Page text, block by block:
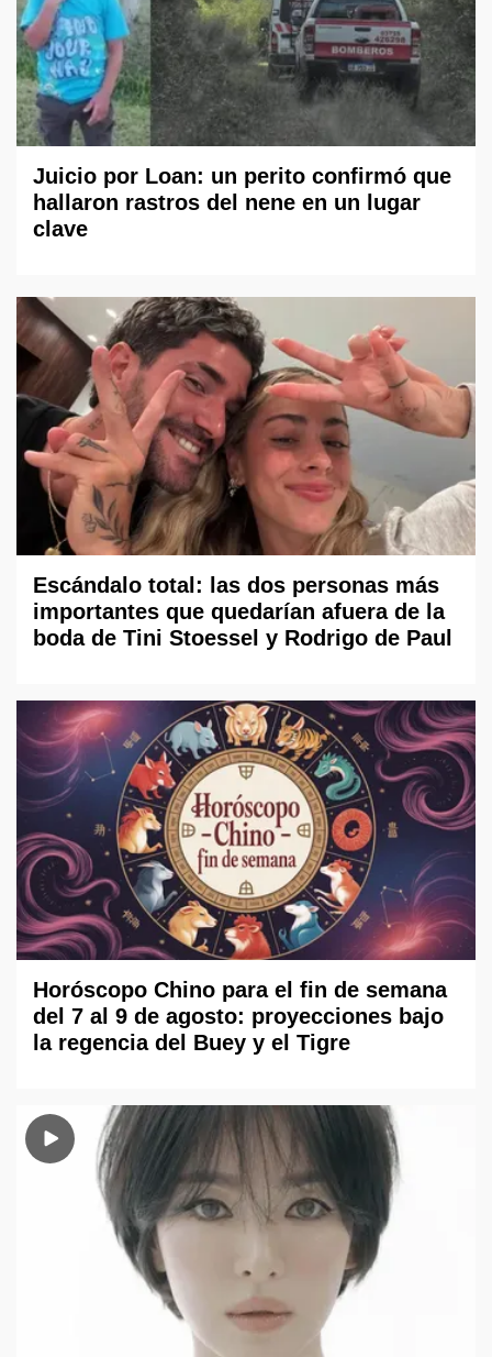
Juicio por Loan: un perito confirmó que
hallaron rastros del nene en un lugar
clave
Escándalo total: las dos personas más
importantes que quedarían afuera de la
boda de Tini Stoessel y Rodrigo de Paul
Horóscopo Chino para el fin de semana
del 7 al 9 de agosto: proyecciones bajo
la regencia del Buey y el Tigre